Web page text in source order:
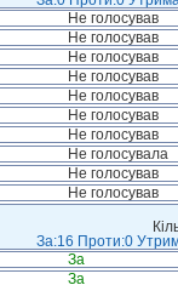
Не голосував
Не голосував
Не голосував
Не голосував
Не голосував
Не голосував
Не голосував
Не голосувала
Не голосував
Не голосував
За:16 Проти:0
За
За